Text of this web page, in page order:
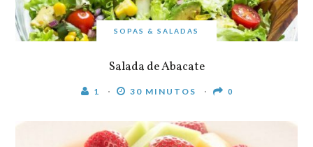
SOPAS & SALADAS
Salada de Abacate
1 30 MINUTOS 0